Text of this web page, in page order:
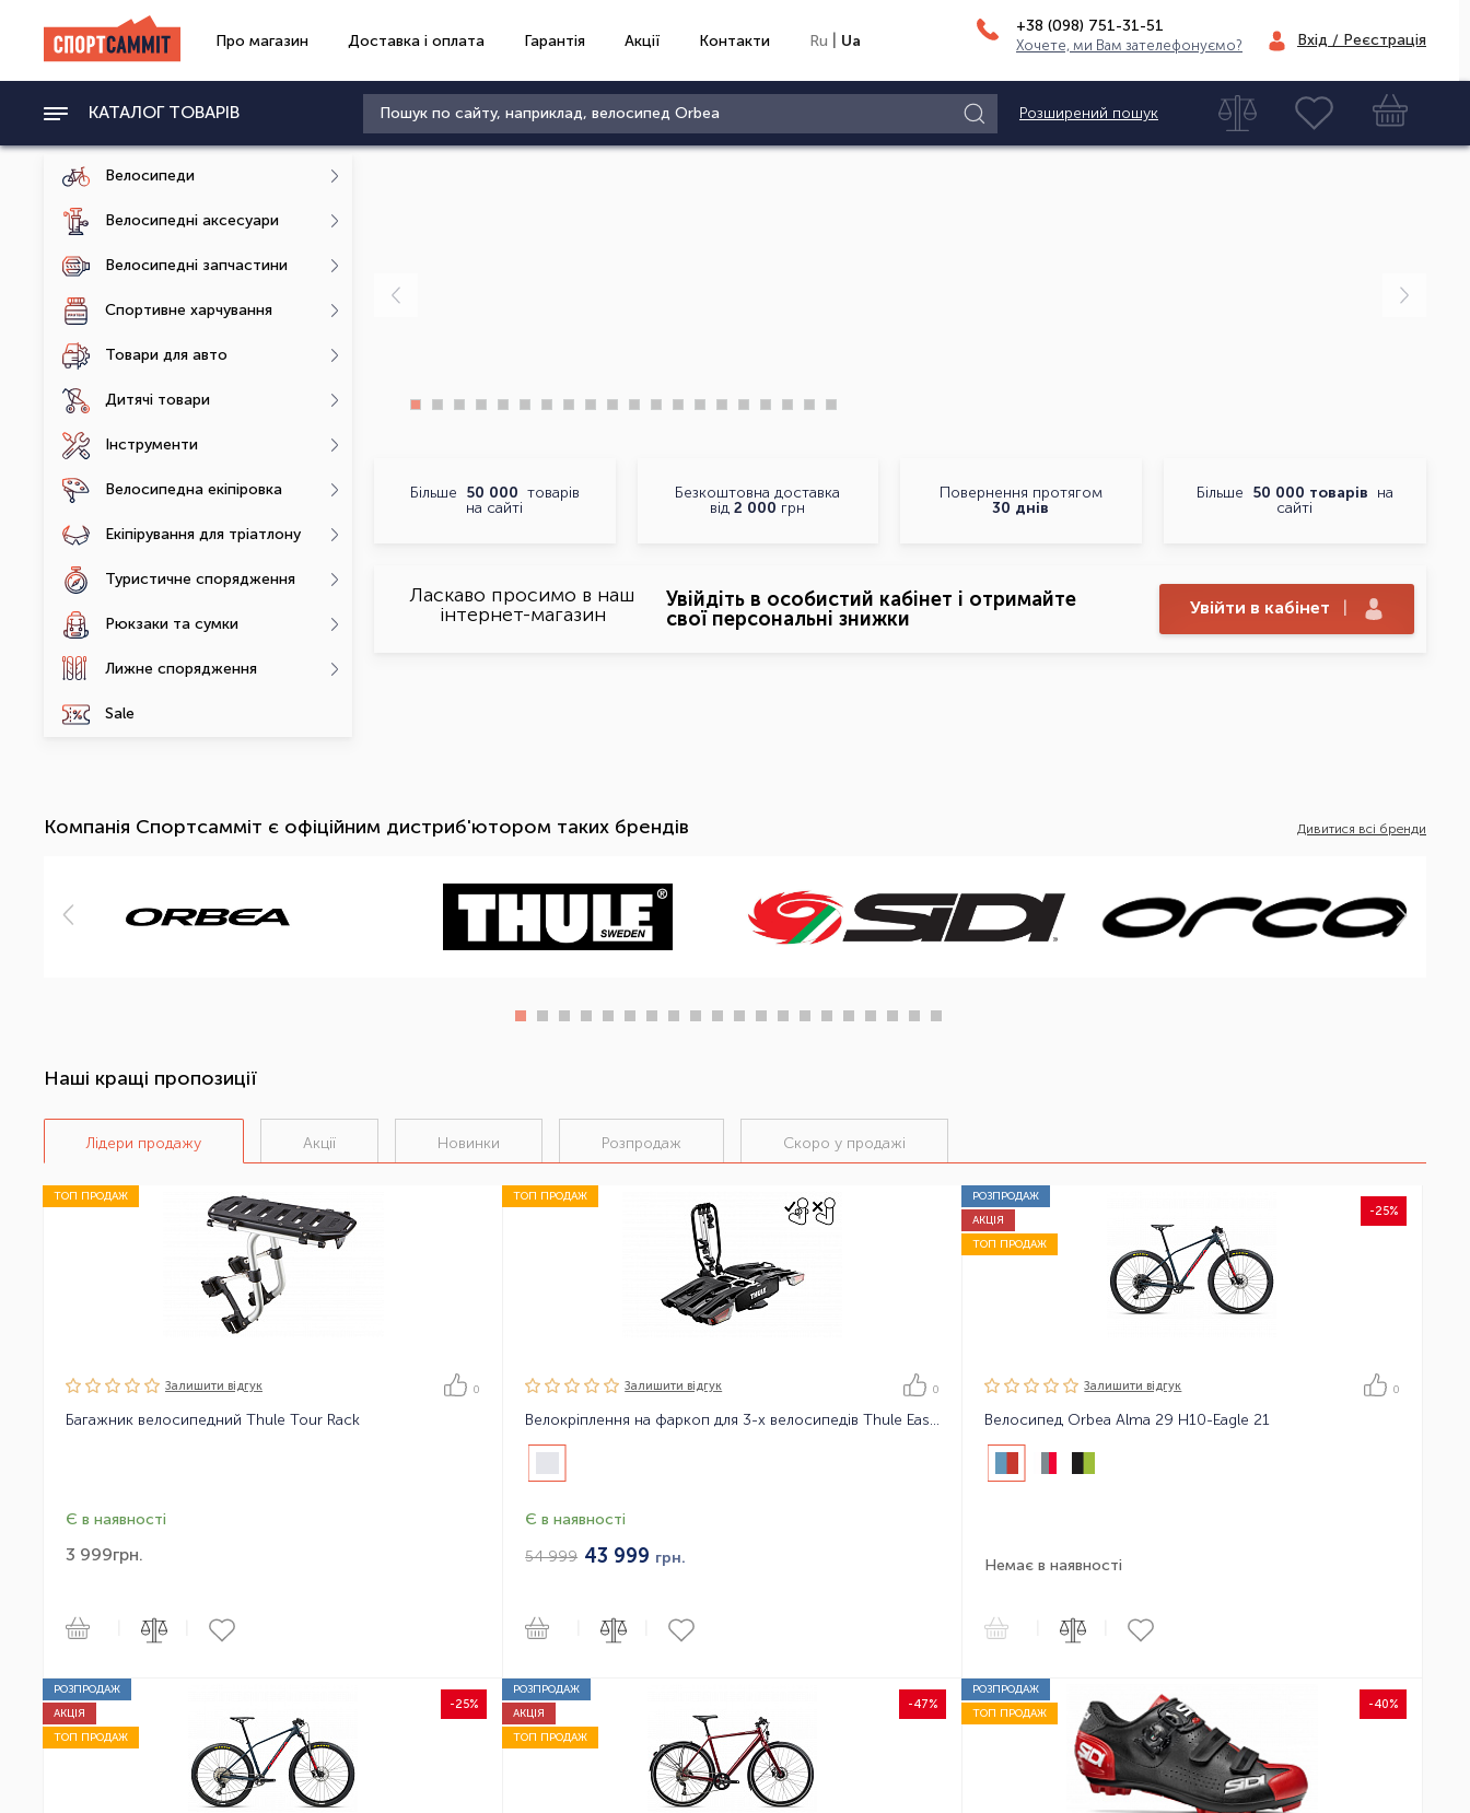
Про магазин Доставка і оплата Гарантія Акції Контакти Ru Ua
+38 (098) 751-31-51
Хочете, ми Вам зателефонуємо? Вхід / Реєстрація
КАТАЛОГ ТОВАРІВ Розширений пошук
Велосипеди
Велосипедні аксесуари
Велосипедні запчастини
Спортивне харчування
Товари для авто
Дитячі товари
Інструменти
Велосипедна екіпіровка
Екіпірування для тріатлону
Туристичне спорядження
Рюкзаки та сумки
Лижне спорядження
Sale
Більше 50 000 товарів
на сайті
Безкоштовна доставка
від2 000 грн
Повернення протягом
30 днів
Більше 50 000 товарів на
сайті
Ласкаво просимо в наш
інтернет-магазин
Увійдіть в особистий кабінет і отримайте
свої персональні знижки
Увійти в кабінет |
Компанія Спортсамміт є офіційним дистриб'ютором таких брендів Дивитися всі бренди
Наші кращі пропозиції
Лідери продажу Акції Новинки Розпродаж Скоро у продажі
ТОП ПРОДАЖ
Залишити вiдгук 0
Багажник велосипедний Thule Tour Rack
Є в наявності
3 999грн.
ТОП ПРОДАЖ
Залишити вiдгук 0
Велокріплення на фаркоп для 3-х велосипедів Thule EasyFold XT F 3, FIX4BIKE
Є в наявності
54 999 43 999 грн.
РОЗПРОДАЖ
-25%
АКЦІЯ
ТОП ПРОДАЖ
Залишити вiдгук 0
Велосипед Orbea Alma 29 H10-Eagle 21
Немає в наявності
РОЗПРОДАЖ
-25%
АКЦІЯ
ТОП ПРОДАЖ
РОЗПРОДАЖ
-47%
АКЦІЯ
ТОП ПРОДАЖ
РОЗПРОДАЖ
-40%
ТОП ПРОДАЖ